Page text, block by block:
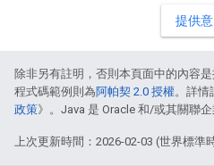
提供
除非另有註明，否則本頁面中的內容是
程式碼範例則為阿帕契 2.0 授權。詳情
政策》。Java 是 Oracle 和/或其關聯企
上次更新時間：2026-02-03 (世界標準